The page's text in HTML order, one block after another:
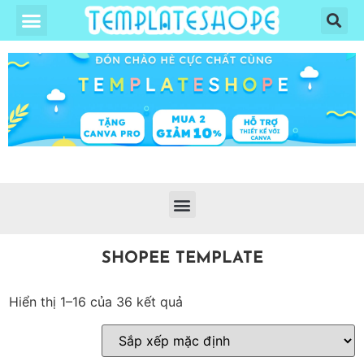
SHOPEE TEMPLATE
Hiển thị 1–16 của 36 kết quả